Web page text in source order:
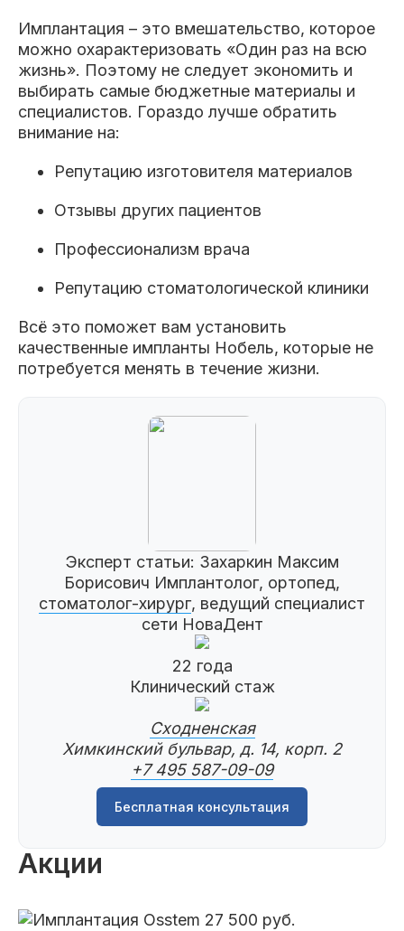
Имплантация – это вмешательство, которое
можно охарактеризовать «Один раз на всю
жизнь». Поэтому не следует экономить и
выбирать самые бюджетные материалы и
специалистов. Гораздо лучше обратить
внимание на:
Репутацию изготовителя материалов
Отзывы других пациентов
Профессионализм врача
Репутацию стоматологической клиники
Всё это поможет вам установить
качественные импланты Нобель, которые не
потребуется менять в течение жизни.
Эксперт статьи: Захаркин Максим
Борисович Имплантолог, ортопед,
стоматолог-хирург, ведущий специалист
сети НоваДент
22 года
Клинический стаж
Сходненская
Химкинский бульвар, д. 14, корп. 2
+7 495 587-09-09
Бесплатная консультация
Акции